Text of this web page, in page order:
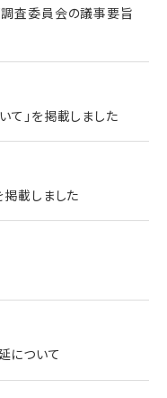
査委員会の議事要旨
て」を掲載しました
載しました
について